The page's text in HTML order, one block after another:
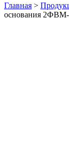
Главная >
основания 2ФВМ-